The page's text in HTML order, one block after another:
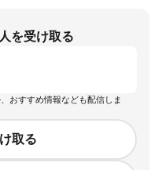
を受け取る
おすすめ情報なども配信しま
取る